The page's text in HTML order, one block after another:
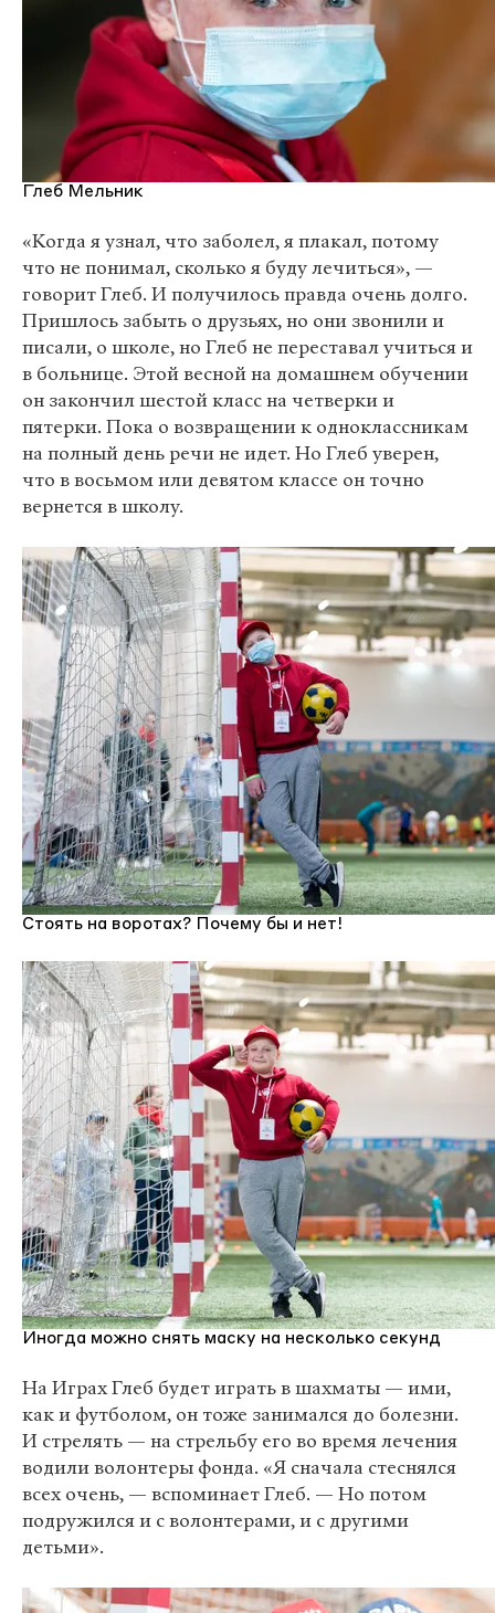
Глеб Мельник
«Когда я узнал, что заболел, я плакал, потому
что не понимал, сколько я буду лечиться», —
говорит Глеб. И получилось правда очень долго.
Пришлось забыть о друзьях, но они звонили и
писали, о школе, но Глеб не переставал учиться и
в больнице. Этой весной на домашнем обучении
он закончил шестой класс на четверки и
пятерки. Пока о возвращении к одноклассникам
на полный день речи не идет. Но Глеб уверен,
что в восьмом или девятом классе он точно
вернется в школу.
Стоять на воротах? Почему бы и нет!
Иногда можно снять маску на несколько секунд
На Играх Глеб будет играть в шахматы — ими,
как и футболом, он тоже занимался до болезни.
И стрелять — на стрельбу его во время лечения
водили волонтеры фонда. «Я сначала стеснялся
всех очень, — вспоминает Глеб. — Но потом
подружился и с волонтерами, и с другими
детьми».